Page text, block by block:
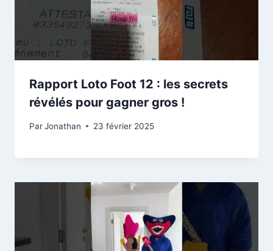
Rapport Loto Foot 12 : les secrets
révélés pour gagner gros !
ParJonathan 23 février 2025